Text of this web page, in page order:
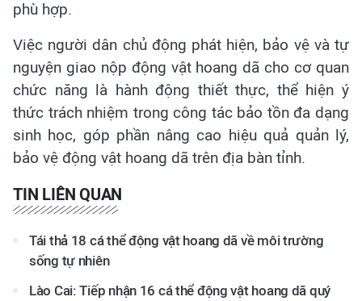
phù hợp.
Việc người dân chủ động phát hiện, bảo vệ và tự
nguyện giao nộp động vật hoang dã cho cơ quan
chức năng là hành động thiết thực, thể hiện ý
thức trách nhiệm trong công tác bảo tồn đa dạng
sinh học, góp phần nâng cao hiệu quả quản lý,
bảo vệ động vật hoang dã trên địa bàn tỉnh.
TIN LIÊN QUAN
Tái thả 18 cá thể động vật hoang dã về môi trường
sống tự nhiên
Lào Cai: Tiếp nhận 16 cá thể động vật hoang dã quý